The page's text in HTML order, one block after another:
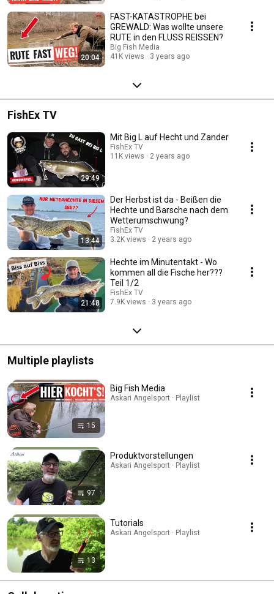
20:04
FAST-KATASTROPHE bei
GREWALD: Was wollte unsere
RUTE in den FLUSS REISSEN?
Big Fish Media
41K views
3 years ago
FishEx TV
29:49
Mit Big L auf Hecht und Zander
FishEx TV
11K views
2 years ago
13:44
Der Herbst ist da - Beißen die
Hechte und Barsche nach dem
Wetterumschwung?
FishEx TV
3.2K views
2 years ago
21:48
Hechte im Minutentakt - Wo
kommen all die Fische her???
Teil 1/2
FishEx TV
7.9K views
3 years ago
Multiple playlists
15
Big Fish Media
Askari Angelsport · Playlist
97
Produktvorstellungen
Askari Angelsport · Playlist
13
Tutorials
Askari Angelsport · Playlist